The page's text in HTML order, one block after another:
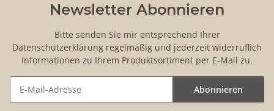
Newsletter Abonnieren
Bitte senden Sie mir entsprechend Ihrer
Datenschutzerklärung regelmäßig und jederzeit widerruflich
Informationen zu Ihrem Produktsortiment per E-Mail zu.
Abonnieren